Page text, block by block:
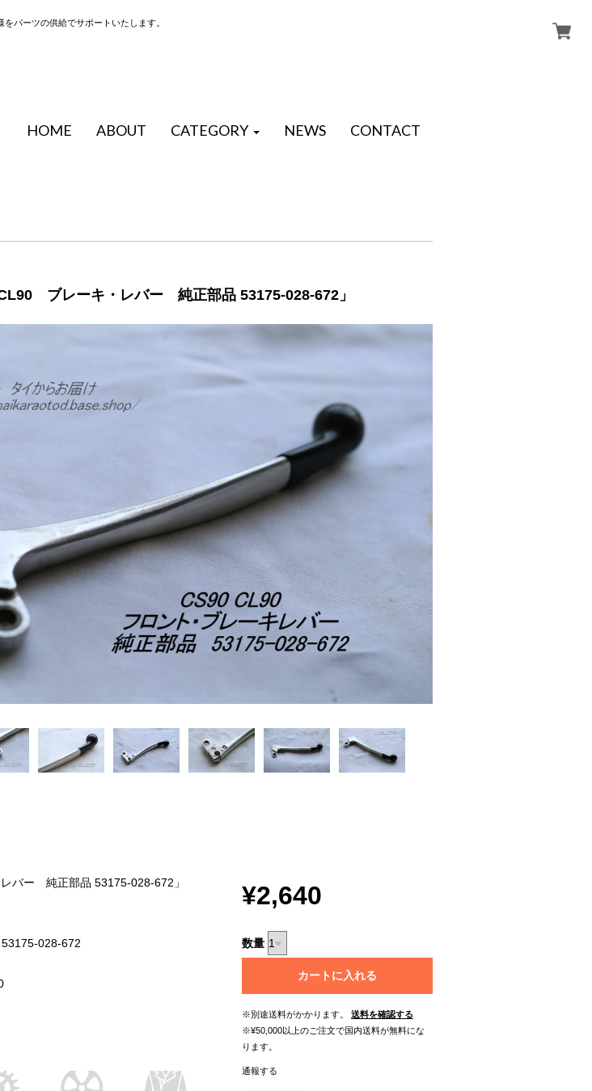
パーツの供給でサポートいたします。
HOME ABOUT CATEGORY NEWS CONTACT
CL90 ブレーキ・レバー 純正部品 53175-028-672」
バー 純正部品 53175-028-672」
028-672
¥2,640
数量
カートに入れる
※別途送料がかかります。
送料を確認する
※¥50,000以上のご注文で国内送料が無料にな
ります。
通報する